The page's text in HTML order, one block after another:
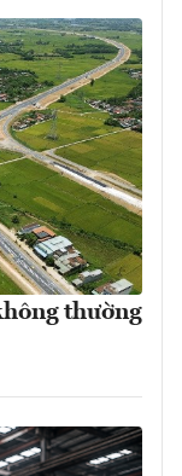
thường